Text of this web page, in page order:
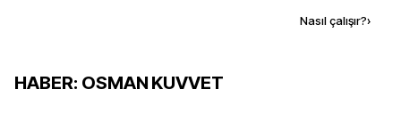
Nasıl çalışır?›
HABER: OSMAN KUVVET